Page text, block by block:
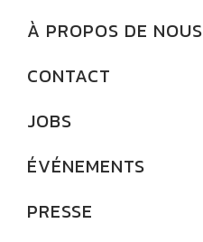
À PROPOS DE NOUS
CONTACT
JOBS
ÉVÉNEMENTS
PRESSE